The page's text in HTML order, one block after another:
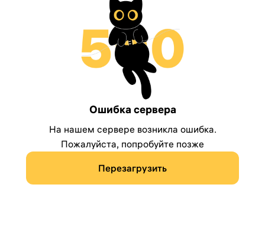
Ошибка сервера
На нашем сервере возникла ошибка.
Пожалуйста, попробуйте позже
Перезагрузить